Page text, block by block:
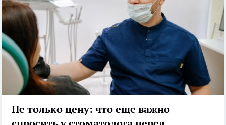
Не только цену: что еще важно